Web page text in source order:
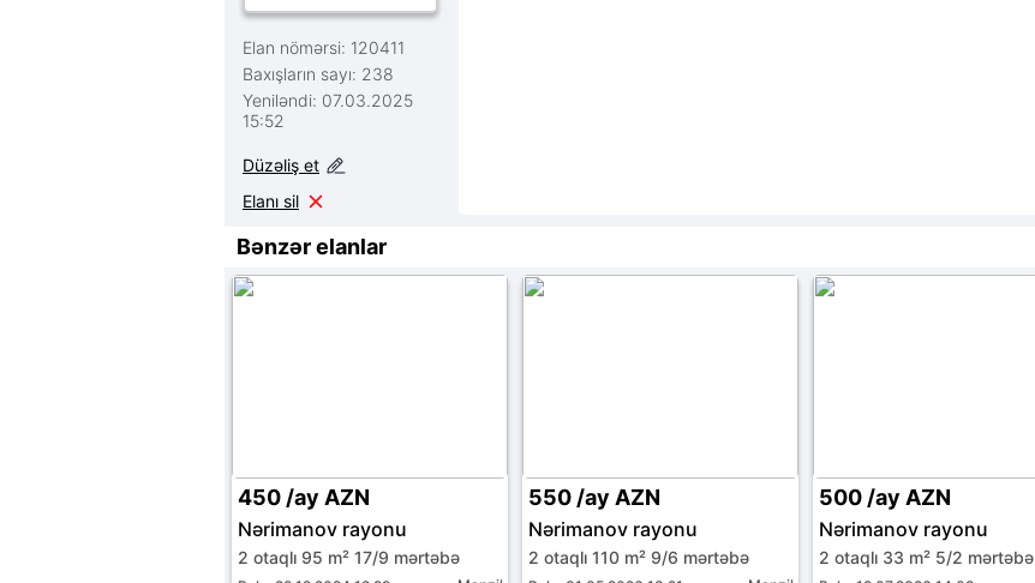
Elan nömərsi: 120411
Baxışların sayı: 238
Yeniləndi: 07.03.2025
15:52
Düzəliş et
Elanı sil
Bənzər elanlar
450 /ay AZN
Nərimanov rayonu
2 otaqlı 95 m² 17/9 mərtəbə
550 /ay AZN
Nərimanov rayonu
2 otaqlı 110 m² 9/6 mərtəbə
500 /ay AZN
Nərimanov rayonu
2 otaqlı 33 m² 5/2 mərtəbə